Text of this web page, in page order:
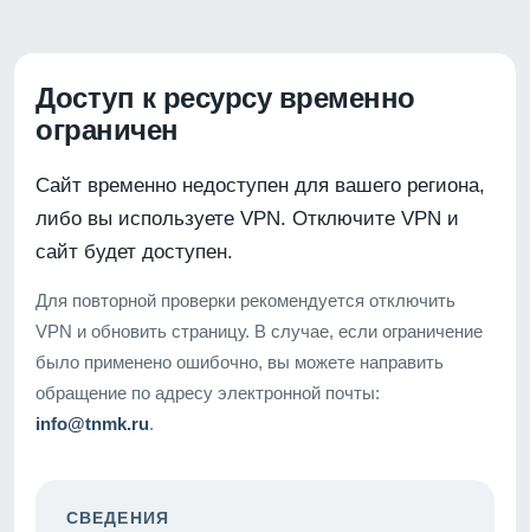
Доступ к ресурсу временно
ограничен
Сайт временно недоступен для вашего региона,
либо вы используете VPN. Отключите VPN и
сайт будет доступен.
Для повторной проверки рекомендуется отключить
VPN и обновить страницу. В случае, если ограничение
было применено ошибочно, вы можете направить
обращение по адресу электронной почты:
info@tnmk.ru.
СВЕДЕНИЯ